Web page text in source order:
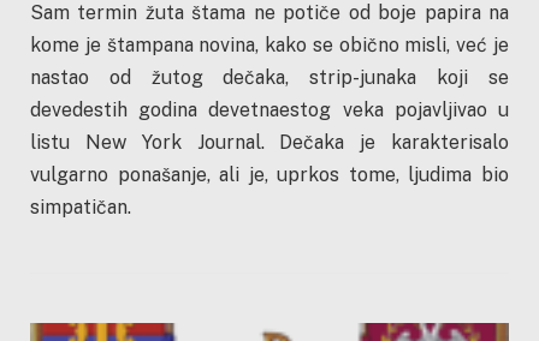
Sam termin žuta štama ne potiče od boje papira na
kome je štampana novina, kako se obično misli, već je
nastao od žutog dečaka, strip-junaka koji se
devedestih godina devetnaestog veka pojavljivao u
listu New York Journal. Dečaka je karakterisalo
vulgarno ponašanje, ali je, uprkos tome, ljudima bio
simpatičan.